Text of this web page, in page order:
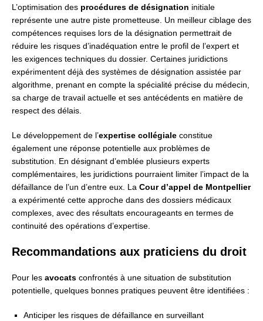
L’optimisation des procédures de désignation initiale
représente une autre piste prometteuse. Un meilleur ciblage des
compétences requises lors de la désignation permettrait de
réduire les risques d’inadéquation entre le profil de l’expert et
les exigences techniques du dossier. Certaines juridictions
expérimentent déjà des systèmes de désignation assistée par
algorithme, prenant en compte la spécialité précise du médecin,
sa charge de travail actuelle et ses antécédents en matière de
respect des délais.
Le développement de l’expertise collégiale constitue
également une réponse potentielle aux problèmes de
substitution. En désignant d’emblée plusieurs experts
complémentaires, les juridictions pourraient limiter l’impact de la
défaillance de l’un d’entre eux. La Cour d’appel de Montpellier
a expérimenté cette approche dans des dossiers médicaux
complexes, avec des résultats encourageants en termes de
continuité des opérations d’expertise.
Recommandations aux praticiens du droit
Pour les avocats confrontés à une situation de substitution
potentielle, quelques bonnes pratiques peuvent être identifiées :
Anticiper les risques de défaillance en surveillant